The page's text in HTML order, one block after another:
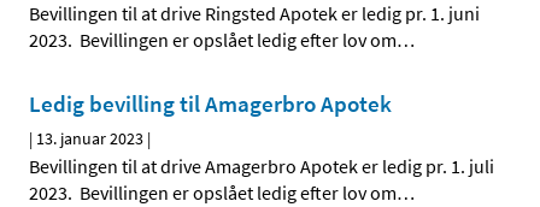
Bevillingen til at drive Ringsted Apotek er ledig pr. 1. juni
2023. Bevillingen er opslået ledig efter lov om…
Ledig bevilling til Amagerbro Apotek
| 13. januar 2023 |
Bevillingen til at drive Amagerbro Apotek er ledig pr. 1. juli
2023. Bevillingen er opslået ledig efter lov om…